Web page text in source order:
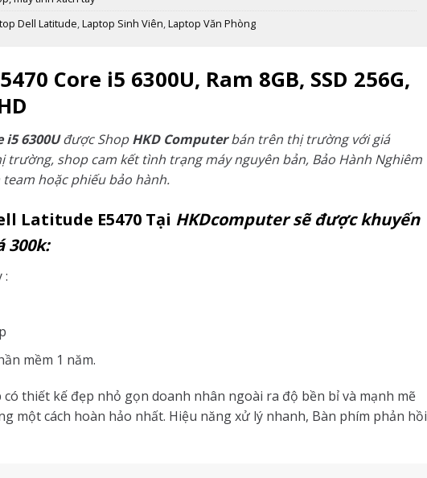
Dell Latitude,Laptop Sinh Viên,Laptop Văn Phòng
Core i5 6300U, Ram 8GB, SSD 256G,
i5 6300Uđược ShopHKD Computerbán trên thị trường với giá
shop cam kết tình trạng máy nguyên bản, Bảo Hành Nghiêm
hoặc phiếu bảo hành.
Latitude E5470 Tại HKDcomputer sẽ được khuyến
300k:
:
mềm 1 năm.
có thiết kế đẹp nhỏ gọn doanh nhân ngoài ra độ bền bỉ và mạnh mẽ
một cách hoàn hảo nhất. Hiệu năng xử lý nhanh, Bàn phím phản hồi